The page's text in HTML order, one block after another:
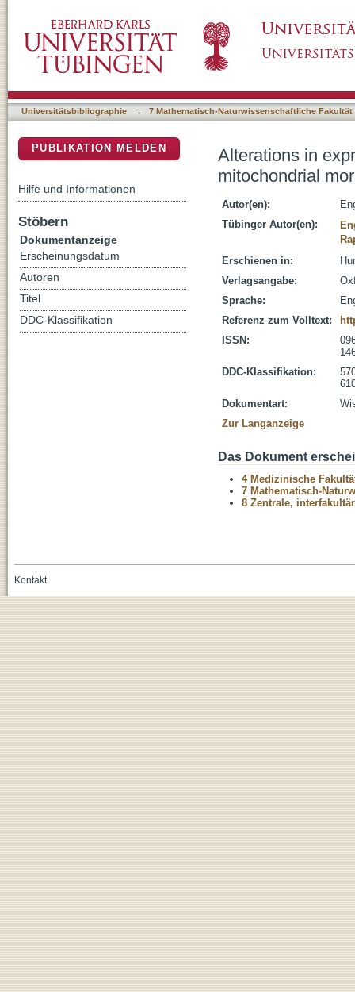
Universitätsbibliographie → 7 Mathematisch-Naturwissenschaftliche Fakultät
Alterations in
mitochondrial
Autor(en):
Tübinger Autor(en):
Erschienen in:
Verlagsangabe:
Sprache:
Referenz zum Volltext:
ISSN:
DDC-Klassifikation:
Dokumentart:
Zur Langanzeige
Das Dokument
4 Medizinische
7 Mathematisch-
8 Zentrale,
PUBLIKATION MELDEN
Hilfe und Informationen
Stöbern
Dokumentanzeige
Erscheinungsdatum
Autoren
Titel
DDC-Klassifikation
Kontakt